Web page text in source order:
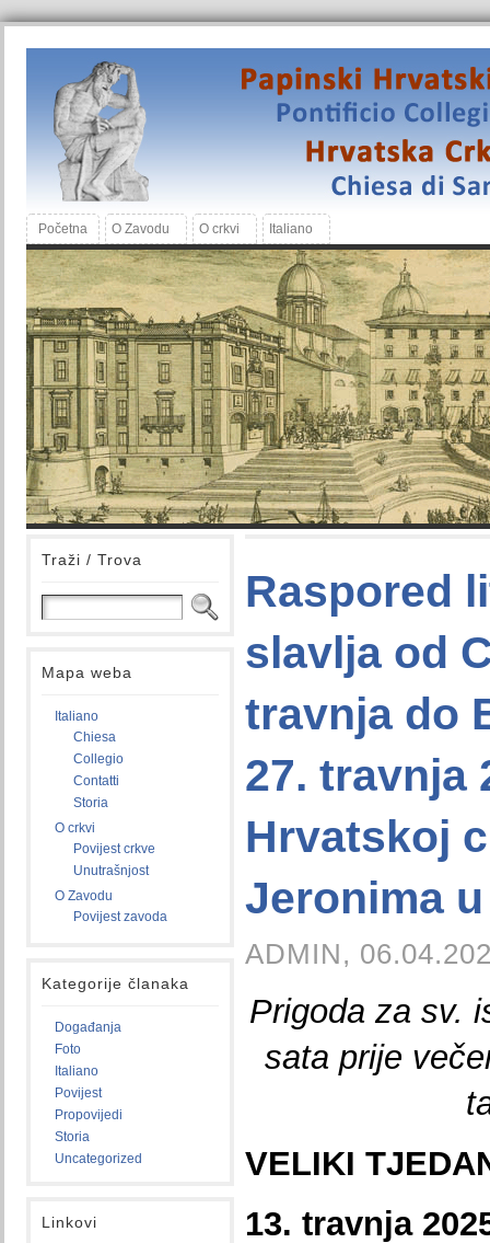
Početna O Zavodu O crkvi Italiano
Traži / Trova
Mapa weba
Italiano
Chiesa
Collegio
Contatti
Storia
O crkvi
Povijest crkve
Unutrašnjost
O Zavodu
Povijest zavoda
Kategorije članaka
Događanja
Foto
Italiano
Povijest
Propovijedi
Storia
Uncategorized
Linkovi
Raspored
slavlja od
travnja do
27. travnja
Hrvatskoj
Jeronima
ADMIN,
Prigoda za sv.
sata prije
VELIKI
13. travnja